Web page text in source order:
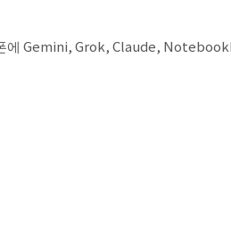
에 Gemini, Grok, Claude,